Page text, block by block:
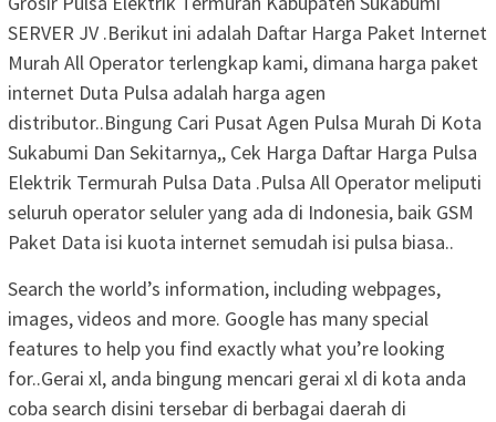
SERVER JV .Berikut ini adalah Daftar Harga Paket Internet
Murah All Operator terlengkap kami, dimana harga paket
internet Duta Pulsa adalah harga agen
distributor..Bingung Cari Pusat Agen Pulsa Murah Di Kota
Sukabumi Dan Sekitarnya,, Cek Harga Daftar Harga Pulsa
Elektrik Termurah Pulsa Data .Pulsa All Operator meliputi
seluruh operator seluler yang ada di Indonesia, baik GSM
Paket Data isi kuota internet semudah isi pulsa biasa..
Search the world’s information, including webpages,
images, videos and more. Google has many special
features to help you find exactly what you’re looking
for..Gerai xl, anda bingung mencari gerai xl di kota anda
coba search disini tersebar di berbagai daerah di